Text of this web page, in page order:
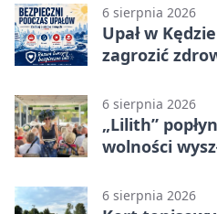
6 sierpnia 2026
Upał w
zagrozić
6 sierpnia 2026
„Lilith”
wolności
6 sierpnia 2026